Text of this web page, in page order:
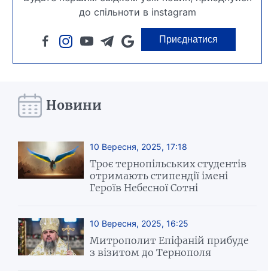
до спільноти в instagram
Приєднатися
Новини
10 Вересня, 2025, 17:18
Троє тернопільських студентів
отримають стипендії імені
Героїв Небесної Сотні
10 Вересня, 2025, 16:25
Митрополит Епіфаній прибуде
з візитом до Тернополя